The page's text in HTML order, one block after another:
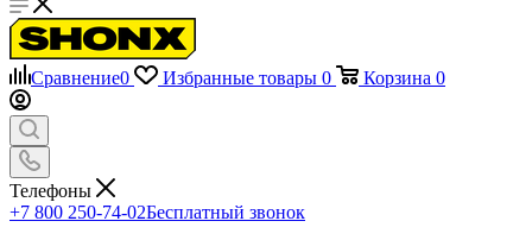
Сравнение0 Избранные товары 0 Корзина 0
Телефоны
+7 800 250-74-02Бесплатный звонок